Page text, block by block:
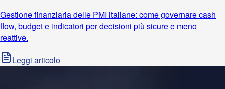
Gestione finanziaria delle PMI italiane: come governare cash
flow, budget e indicatori per decisioni più sicure e meno
reattive.
Leggi articolo